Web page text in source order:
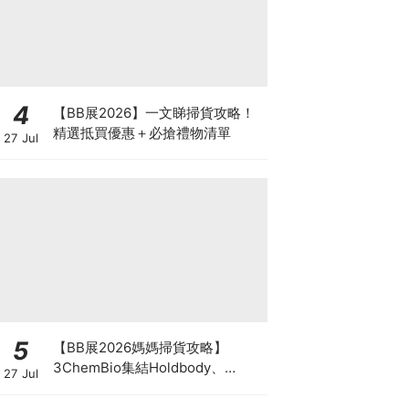
4
27 Jul
【BB展2026】一文睇掃貨攻略！
精選抵買優惠＋必搶禮物清單
5
27 Jul
【BB展2026媽媽掃貨攻略】
3ChemBio集結Holdbody、